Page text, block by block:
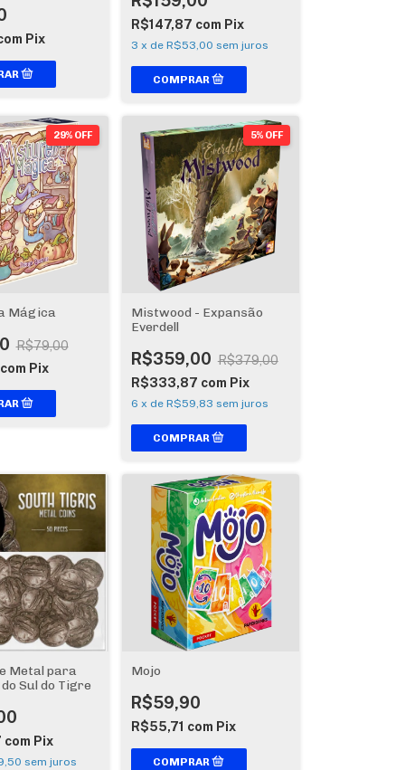
Pix
R$147,87 com Pix
3 x de R$53,00 sem juros
29% OFF
Mágica
R$79,00
com Pix
5% OFF
Mistwood - Expansão
Everdell
R$359,00 R$379,00
R$333,87 com Pix
6 x de R$59,83 sem juros
Metal para
Sul do Tigre
com Pix
sem juros
Mojo
R$59,90
R$55,71 com Pix